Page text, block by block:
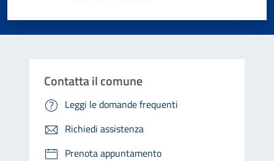
Contatta il comune
Leggi le domande frequenti
Richiedi assistenza
Prenota appuntamento